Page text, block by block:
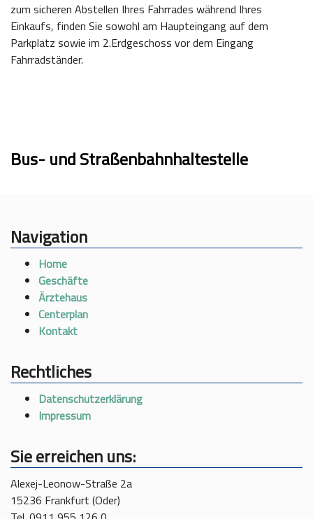
zum sicheren Abstellen Ihres Fahrrades während Ihres
Einkaufs, finden Sie sowohl am Haupteingang auf dem
Parkplatz sowie im 2.Erdgeschoss vor dem Eingang
Fahrradständer.
Bus- und Straßenbahnhaltestelle
Navigation
Home
Geschäfte
Ärztehaus
Centerplan
Kontakt
Rechtliches
Datenschutzerklärung
Impressum
Sie erreichen uns:
Alexej-Leonow-Straße 2a
15236 Frankfurt (Oder)